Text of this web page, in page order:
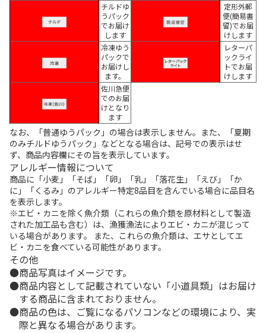
チルドゆ
うパック
でお届け
します
定形外郵
便(簡易書
留)でお届
けします
冷凍ゆう
パックで
お届けし
ます。
レターパ
ックライ
トでお届
けします
佐川急便
でのお届
けとなり
ます
なお、「普通ゆうパック」の場合は表示しません。また、「夏期
のみチルドゆうパック」などとなる場合は、記号での表示はせ
ず、商品内容欄にその旨を表示しています。
アレルギー情報について
商品に「小麦」「そば」「卵」「乳」「落花生」「えび」「か
に」「くるみ」のアレルギー特定8品目を含んでいる場合に品目名
を表示します。
※エビ・カニを除く魚介類（これらの魚介類を原材料として製造
された加工品も含む）は、漁獲漁法によりエビ・カニが混じって
いる場合があります。 また、これらの魚介類は、エサとしてエ
ビ・カニを食べている可能性があります。
その他
商品写真はイメージです。
商品内容として記載されていない「小道具類」はお届け
する商品に含まれておりません。
商品の色は、ご覧になるパソコンなどの環境により、実
際と異なる場合があります。